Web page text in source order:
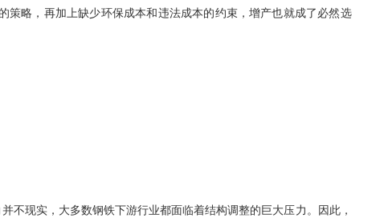
略，再加上缺少环保成本和违法成本的约束，增产也就成了必然选
不现实，大多数钢铁下游行业都面临着结构调整的巨大压力。因此，